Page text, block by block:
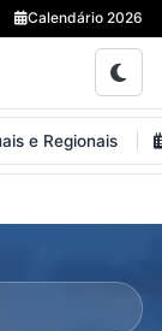
Calendário 2026
e Regionais